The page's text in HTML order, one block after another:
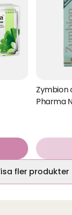
Zymbion
Pharma
fler produkter